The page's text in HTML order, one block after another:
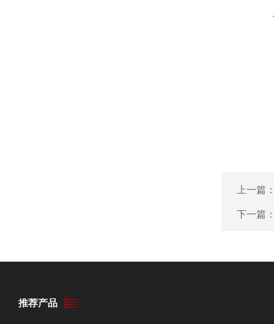
上一篇
下一篇
推荐产品